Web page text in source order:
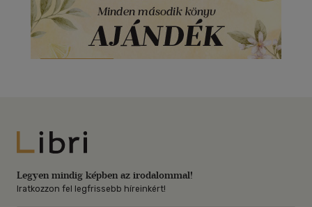
Libri
Legyen mindig képben az irodalommal!
Iratkozzon fel legfrissebb híreinkért!